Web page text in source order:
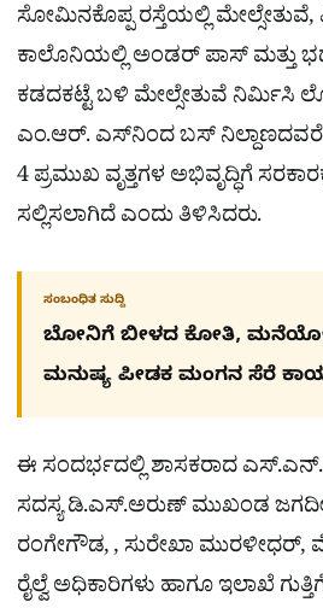
ಸೋಮಿನಕೊಪ್ಪ ರಸ್ತೆಯಲ್ಲಿ
ಕಾಲೊನಿಯಲ್ಲಿ ಅಂಡ‌ರ್ ಪಾಸ್ ಮತ್ತು
ಕಡದಕಟ್ಟೆ ಬಳಿ ಮೇಲ್ಸೇತುವೆ ನಿರ್ಮಿಸಿ
ಎಂ.ಆರ್. ಎಸ್‌ನಿಂದ ಬಸ್‌
4 ಪ್ರಮುಖ ವೃತ್ತಗಳ ಅಭಿವೃದ್ಧಿಗೆ
ಸಲ್ಲಿಸಲಾಗಿದೆ ಎಂದು ತಿಳಿಸಿದರು.
ಸಂಬಂಧಿತ ಸುದ್ದಿ
ಬೋನಿಗೆ ಬೀಳದ ಕೋತಿ,
ಮನುಷ್ಯ ಪೀಡಕ ಮಂಗನ ಸೆರೆ
ಈ ಸಂದರ್ಭದಲ್ಲಿ ಶಾಸಕರಾದ
ಸದಸ್ಯ ಡಿ.ಎಸ್.ಅರುಣ್ ಮುಖಂಡ
ರಂಗೇಗೌಡ, , ಸುರೇಖಾ ಮುರಳೀಧರ್,
ರೈಲ್ವೆ ಅಧಿಕಾರಿಗಳು ಹಾಗೂ ಇಲಾಖೆ